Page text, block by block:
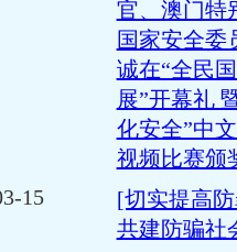
官、澳门特
国家安全委
诚在“全民
展”开幕礼
化安全”中
视频比赛颁
15
[切实提高
共建防骗社